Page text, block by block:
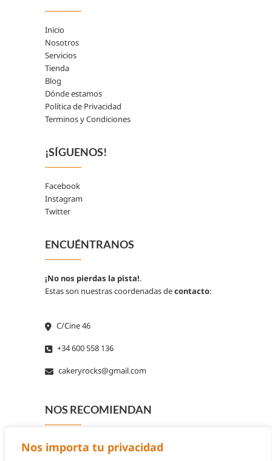
Nos importa tu privacidad
Inicio
Nosotros
Servicios
Tienda
Blog
Dónde estamos
Política de Privacidad
Terminos y Condiciones
¡SÍGUENOS!
Facebook
Instagram
Twitter
ENCUÉNTRANOS
¡No nos pierdas la pista!.
Estas son nuestras coordenadas decontacto:
C/Cine 46
+34 600 558 136
cakeryrocks@gmail.com
NOS RECOMIENDAN